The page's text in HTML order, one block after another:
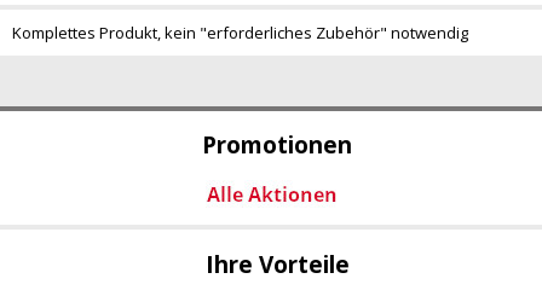
Promotionen
Ihre Vorteile
Komplettes Produkt, kein "erforderliches Zubehör" notwendig